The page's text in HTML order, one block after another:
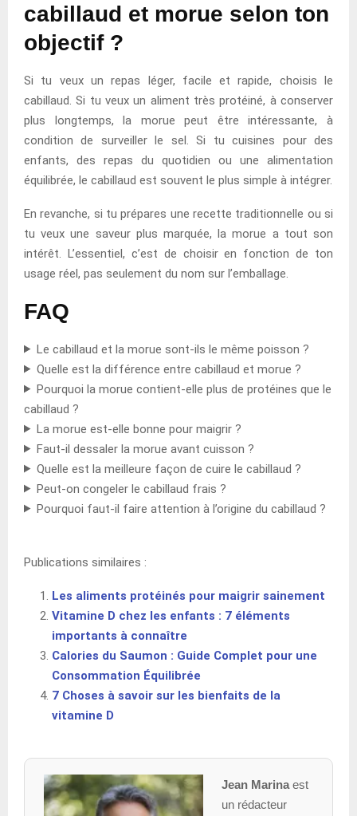
cabillaud et morue selon ton
objectif ?
Si tu veux un repas léger, facile et rapide, choisis le
cabillaud. Si tu veux un aliment très protéiné, à conserver
plus longtemps, la morue peut être intéressante, à
condition de surveiller le sel. Si tu cuisines pour des
enfants, des repas du quotidien ou une alimentation
équilibrée, le cabillaud est souvent le plus simple à intégrer.
En revanche, si tu prépares une recette traditionnelle ou si
tu veux une saveur plus marquée, la morue a tout son
intérêt. L’essentiel, c’est de choisir en fonction de ton
usage réel, pas seulement du nom sur l’emballage.
FAQ
Le cabillaud et la morue sont-ils le même poisson ?
Quelle est la différence entre cabillaud et morue ?
Pourquoi la morue contient-elle plus de protéines que le
cabillaud ?
La morue est-elle bonne pour maigrir ?
Faut-il dessaler la morue avant cuisson ?
Quelle est la meilleure façon de cuire le cabillaud ?
Peut-on congeler le cabillaud frais ?
Pourquoi faut-il faire attention à l’origine du cabillaud ?
Publications similaires :
Les aliments protéinés pour maigrir sainement
Vitamine D chez les enfants : 7 éléments
importants à connaître
Calories du Saumon : Guide Complet pour une
Consommation Équilibrée
7 Choses à savoir sur les bienfaits de la
vitamine D
Jean Marinaest
un rédacteur